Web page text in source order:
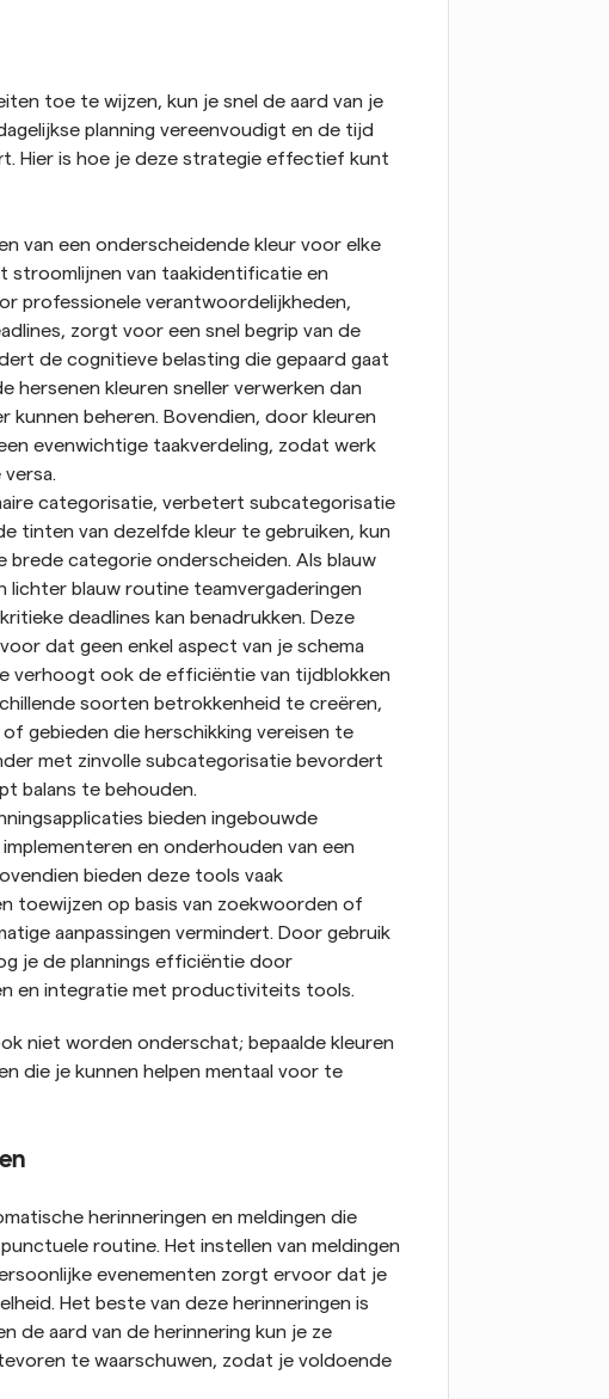
toe te wijzen, kun je snel de aard van je
planning vereenvoudigt en de tijd
Hier is hoe je deze strategie effectief kunt
van een onderscheidende kleur voor elke
stroomlijnen van taakidentificatie en
professionele verantwoordelijkheden,
zorgt voor een snel begrip van de
de cognitieve belasting die gepaard gaat
hersenen kleuren sneller verwerken dan
beheren. Bovendien, door kleuren
evenwichtige taakverdeling, zodat werk
categorisatie, verbetert subcategorisatie
tinten van dezelfde kleur te gebruiken, kun
categorie onderscheiden. Als blauw
blauw routine teamvergaderingen
deadlines kan benadrukken. Deze
dat geen enkel aspect van je schema
verhoogt ook de efficiëntie van tijdblokken
soorten betrokkenheid te creëren,
gebieden die herschikking vereisen te
met zinvolle subcategorisatie bevordert
balans te behouden.
bieden ingebouwde
en onderhouden van een
bieden deze tools vaak
toewijzen op basis van zoekwoorden of
aanpassingen vermindert. Door gebruik
je de plannings efficiëntie door
en integratie met productiviteits tools.
niet worden onderschat; bepaalde kleuren
die je kunnen helpen mentaal voor te
herinneringen en meldingen die
routine. Het instellen van meldingen
evenementen zorgt ervoor dat je
Het beste van deze herinneringen is
de aard van de herinnering kun je ze
te waarschuwen, zodat je voldoende